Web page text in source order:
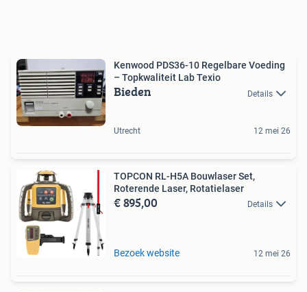
Kenwood PDS36-10 Regelbare Voeding
– Topkwaliteit Lab Texio
Bieden Details
Utrecht 12 mei 26
TOPCON RL-H5A Bouwlaser Set,
Roterende Laser, Rotatielaser
€ 895,00 Details
Bezoek website 12 mei 26